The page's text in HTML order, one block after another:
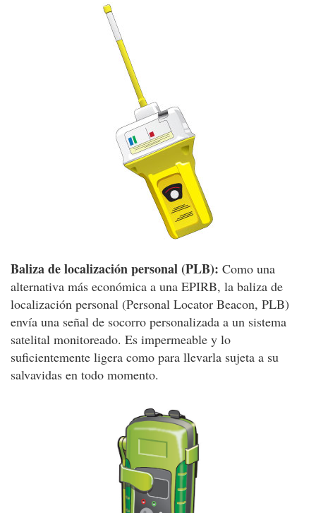
Baliza de localización personal (PLB): Como una
alternativa más económica a una EPIRB, la baliza de
localización personal (Personal Locator Beacon, PLB)
envía una señal de socorro personalizada a un sistema
satelital monitoreado. Es impermeable y lo
suficientemente ligera como para llevarla sujeta a su
salvavidas en todo momento.